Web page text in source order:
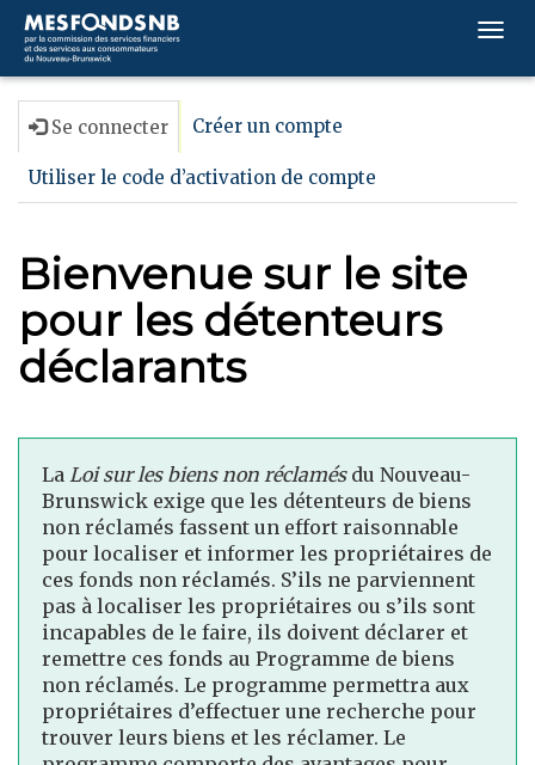
Se connecter Créer un compte
Utiliser le code d’activation de compte
Bienvenue sur le site
pour les détenteurs
déclarants
La Loi sur les biens non réclamésdu Nouveau-
Brunswick exige que les détenteurs de biens
non réclamés fassent un effort raisonnable
pour localiser et informer les propriétaires de
ces fonds non réclamés. S’ils ne parviennent
pas à localiser les propriétaires ou s’ils sont
incapables de le faire, ils doivent déclarer et
remettre ces fonds au Programme de biens
non réclamés. Le programme permettra aux
propriétaires d’effectuer une recherche pour
trouver leurs biens et les réclamer. Le